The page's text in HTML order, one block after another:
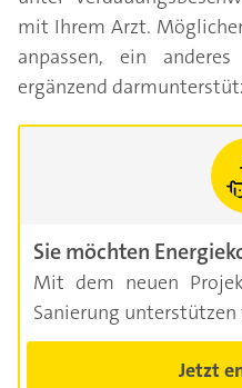
mit Ihrem Arzt.
anpassen, ein
ergänzend
Sie möchten
Mit dem neuen
Sanierung
Jetzt